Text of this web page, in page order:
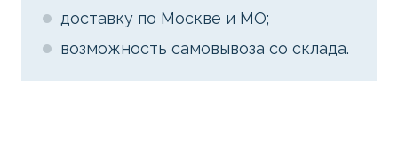
доставку по Москве и МО;
возможность самовывоза со склада.